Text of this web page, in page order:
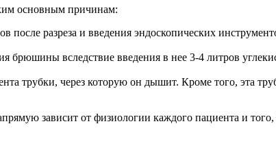
основным причинам:
разреза и введения эндоскопических
вследствие введения в нее 3-4 литров
трубки, через которую он дышит. Кроме того, эта
зависит от физиологии каждого пациента и того,